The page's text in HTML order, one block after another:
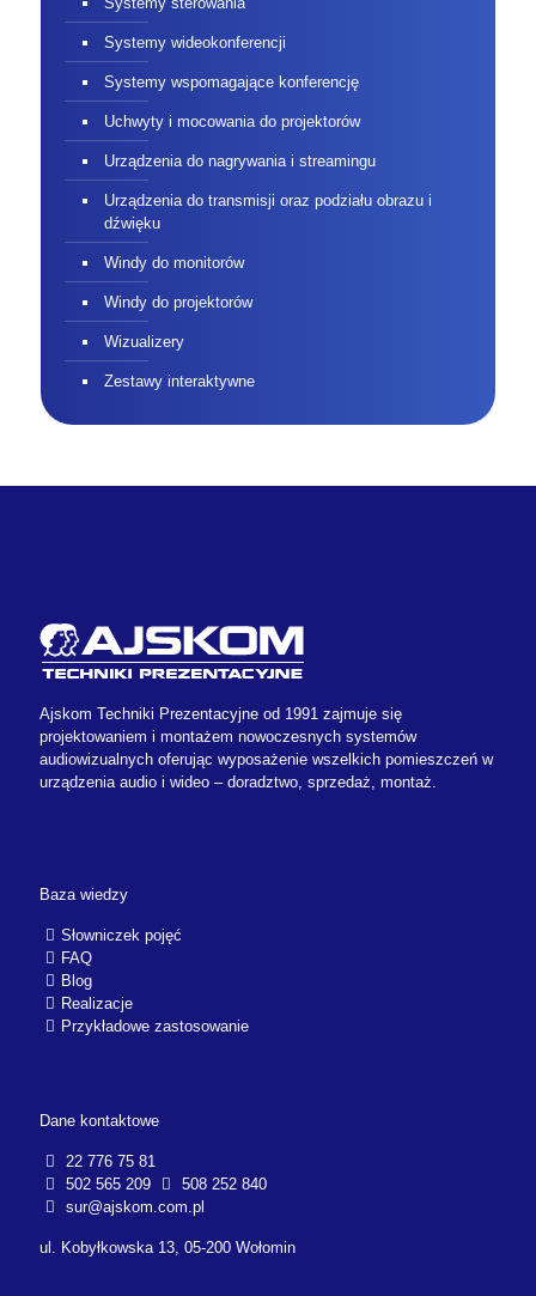
Systemy wideokonferencji
Systemy wspomagające konferencję
Uchwyty i mocowania do projektorów
Urządzenia do nagrywania i streamingu
Urządzenia do transmisji oraz podziału obrazu i
dźwięku
Windy do monitorów
Windy do projektorów
Wizualizery
Zestawy interaktywne
Ajskom Techniki Prezentacyjne od 1991 zajmuje się
projektowaniem i montażem nowoczesnych systemów
audiowizualnych oferując wyposażenie wszelkich pomieszczeń w
urządzenia audio i wideo – doradztwo, sprzedaż, montaż.
Baza wiedzy
Słowniczek pojęć
FAQ
Blog
Realizacje
Przykładowe zastosowanie
Dane kontaktowe
22 776 75 81
502 565 209
508 252 840
sur@ajskom.com.pl
ul. Kobyłkowska 13, 05-200 Wołomin